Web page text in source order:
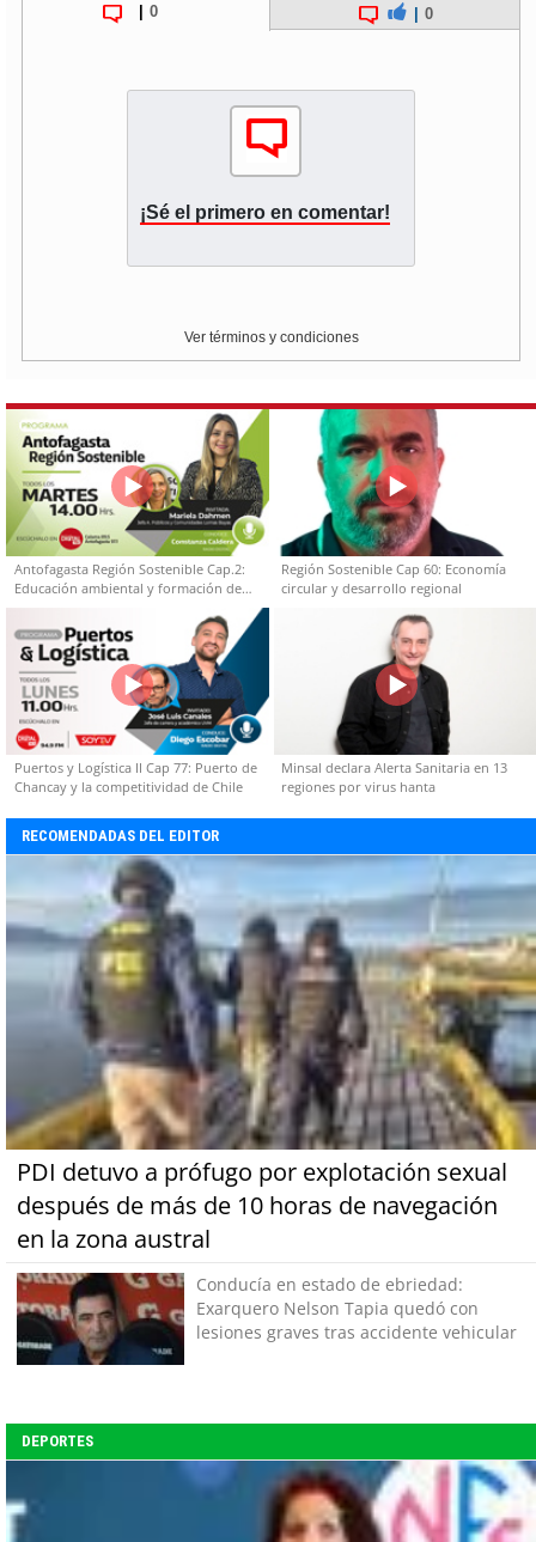
0 0
¡Sé el primero en comentar!
Ver términos y condiciones
Antofagasta Región Sostenible Cap.2:
Educación ambiental y formación de
capacidades técnicas
Región Sostenible Cap 60: Economía
circular y desarrollo regional
Puertos y Logística II Cap 77: Puerto de
Chancay y la competitividad de Chile
Minsal declara Alerta Sanitaria en 13
regiones por virus hanta
RECOMENDADAS DEL EDITOR
PDI detuvo a prófugo por explotación sexual
después de más de 10 horas de navegación
en la zona austral
Conducía en estado de ebriedad:
Exarquero Nelson Tapia quedó con
lesiones graves tras accidente vehicular
DEPORTES